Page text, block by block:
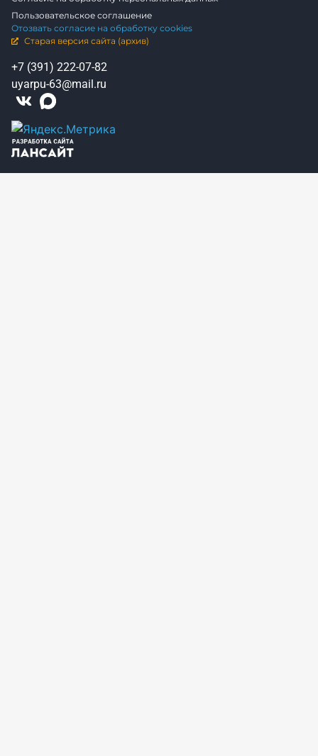
Пользовательское соглашение
Отозвать согласие на обработку cookies
Старая версия сайта (архив)
+7 (391) 222-07-82
uyarpu-63@mail.ru